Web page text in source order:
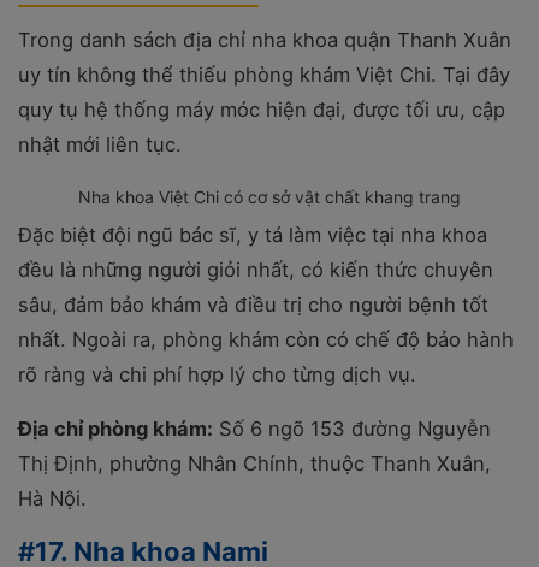
Trong danh sách địa chỉ nha khoa quận Thanh Xuân
uy tín không thể thiếu phòng khám Việt Chi. Tại đây
quy tụ hệ thống máy móc hiện đại, được tối ưu, cập
nhật mới liên tục.
Nha khoa Việt Chi có cơ sở vật chất khang trang
Đặc biệt đội ngũ bác sĩ, y tá làm việc tại nha khoa
đều là những người giỏi nhất, có kiến thức chuyên
sâu, đảm bảo khám và điều trị cho người bệnh tốt
nhất. Ngoài ra, phòng khám còn có chế độ bảo hành
rõ ràng và chi phí hợp lý cho từng dịch vụ.
Địa chỉ phòng khám: Số 6 ngõ 153 đường Nguyễn
Thị Định, phường Nhân Chính, thuộc Thanh Xuân,
Hà Nội.
#17. Nha khoa Nami